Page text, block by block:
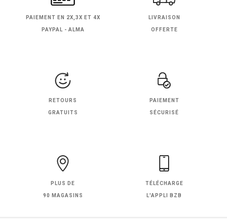
PAIEMENT EN 2X,3X ET 4X
PAYPAL - ALMA
LIVRAISON
OFFERTE
RETOURS
GRATUITS
PAIEMENT
SÉCURISÉ
PLUS DE
90 MAGASINS
TÉLÉCHARGE
L'APPLI BZB